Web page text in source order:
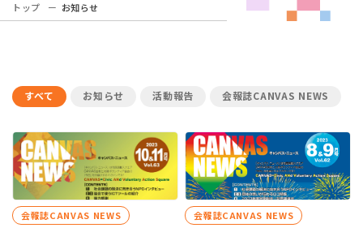
トップ お知らせ
すべて お知らせ 活動報告 会報誌CANVAS NEWS
会報誌CANVAS NEWS 会報誌CANVAS NEWS